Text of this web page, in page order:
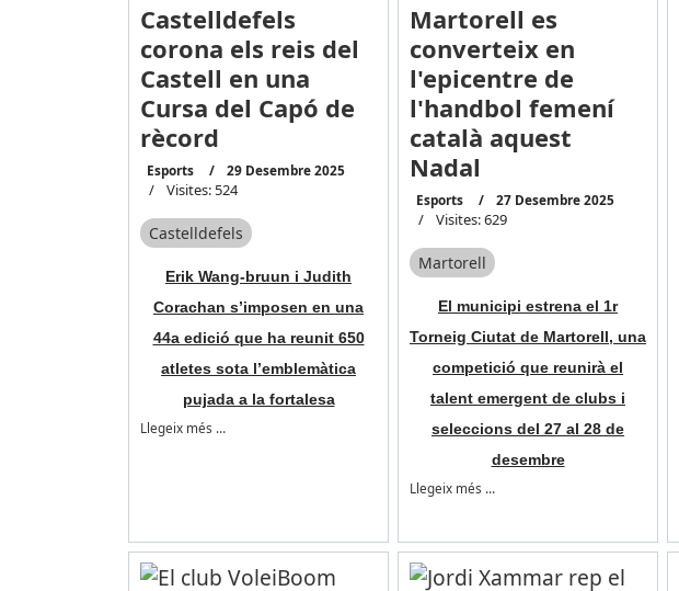
Castelldefels
corona els reis del
Castell en una
Cursa del Capó de
rècord
Esports 29 Desembre 2025
Visites: 524
Castelldefels
Erik Wang-bruun i Judith
Corachan s’imposen en una
44a edició que ha reunit 650
atletes sota l’emblemàtica
pujada a la fortalesa
Llegeix més …
Martorell es
converteix en
l'epicentre de
l'handbol femení
català aquest
Nadal
Esports 27 Desembre 2025
Visites: 629
Martorell
El municipi estrena el 1r
Torneig Ciutat de Martorell, una
competició que reunirà el
talent emergent de clubs i
seleccions del 27 al 28 de
desembre
Llegeix més …